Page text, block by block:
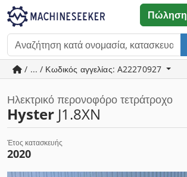
Πώληση
/ ... / Κωδικός αγγελίας: A22270927
Ηλεκτρικό περονοφόρο τετράτροχο
Hyster J1.8XN
Έτος κατασκευής
2020